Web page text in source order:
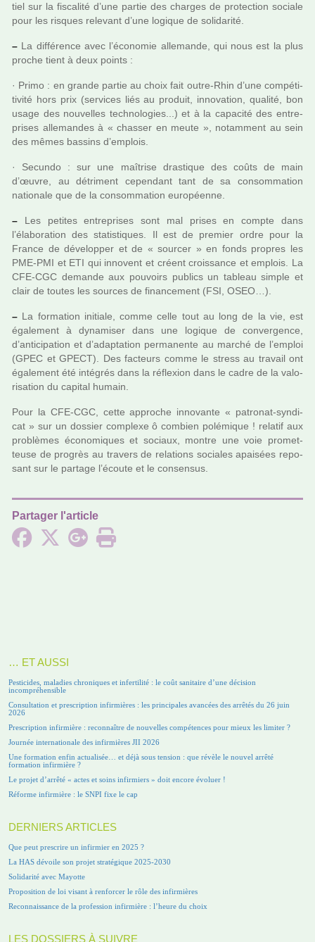
tiel sur la fis­ca­lité d’une partie des char­ges de pro­tec­tion sociale
pour les ris­ques rele­vant d’une logi­que de soli­da­rité.
– La dif­fé­rence avec l’économie alle­mande, qui nous est la plus
proche tient à deux points :
· Primo : en grande partie au choix fait outre-Rhin d’une com­pé­ti­
ti­vité hors prix (ser­vi­ces liés au pro­duit, inno­va­tion, qua­lité, bon
usage des nou­vel­les tech­no­lo­gies...) et à la capa­cité des entre­
pri­ses alle­man­des à « chas­ser en meute », notam­ment au sein
des mêmes bas­sins d’emplois.
· Secundo : sur une maî­trise dras­ti­que des coûts de main
d’œuvre, au détri­ment cepen­dant tant de sa consom­ma­tion
natio­nale que de la consom­ma­tion euro­péenne.
– Les peti­tes entre­pri­ses sont mal prises en compte dans
l’élaboration des sta­tis­ti­ques. Il est de pre­mier ordre pour la
France de déve­lop­per et de « sour­cer » en fonds pro­pres les
PME-PMI et ETI qui inno­vent et créent crois­sance et emplois. La
CFE-CGC demande aux pou­voirs publics un tableau simple et
clair de toutes les sour­ces de finan­ce­ment (FSI, OSEO…).
– La for­ma­tion ini­tiale, comme celle tout au long de la vie, est
également à dyna­mi­ser dans une logi­que de conver­gence,
d’anti­ci­pa­tion et d’adap­ta­tion per­ma­nente au marché de l’emploi
(GPEC et GPECT). Des fac­teurs comme le stress au tra­vail ont
également été inté­grés dans la réflexion dans le cadre de la valo­
ri­sa­tion du capi­tal humain.
Pour la CFE-CGC, cette appro­che inno­vante « patro­nat-syn­di­
cat » sur un dos­sier com­plexe ô com­bien polé­mi­que ! rela­tif aux
pro­blè­mes économiques et sociaux, montre une voie pro­met­
teuse de pro­grès au tra­vers de rela­tions socia­les apai­sées repo­
sant sur le par­tage l’écoute et le consen­sus.
Partager l'article
… ET AUSSI
Pesticides, maladies chroniques et infertilité : le coût sanitaire d’une décision
incompréhensible
Consultation et prescription infirmières : les principales avancées des arrêtés du 26 juin
2026
Prescription infirmière : reconnaître de nouvelles compétences pour mieux les limiter ?
Journée internationale des infirmières JII 2026
Une formation enfin actualisée… et déjà sous tension : que révèle le nouvel arrêté
formation infirmière ?
Le projet d’arrêté « actes et soins infirmiers » doit encore évoluer !
Réforme infirmière : le SNPI fixe le cap
DERNIERS ARTICLES
Que peut prescrire un infirmier en 2025 ?
La HAS dévoile son projet stratégique 2025-2030
Solidarité avec Mayotte
Proposition de loi visant à renforcer le rôle des infirmières
Reconnaissance de la profession infirmière : l’heure du choix
LES DOSSIERS À SUIVRE